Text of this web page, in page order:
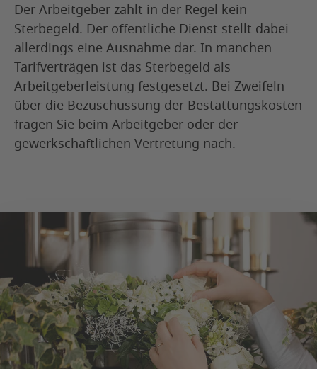
Der Arbeitgeber zahlt in der Regel kein
Sterbegeld. Der öffentliche Dienst stellt dabei
allerdings eine Ausnahme dar. In manchen
Tarifverträgen ist das Sterbegeld als
Arbeitgeberleistung festgesetzt. Bei Zweifeln
über die Bezuschussung der Bestattungskosten
fragen Sie beim Arbeitgeber oder der
gewerkschaftlichen Vertretung nach.